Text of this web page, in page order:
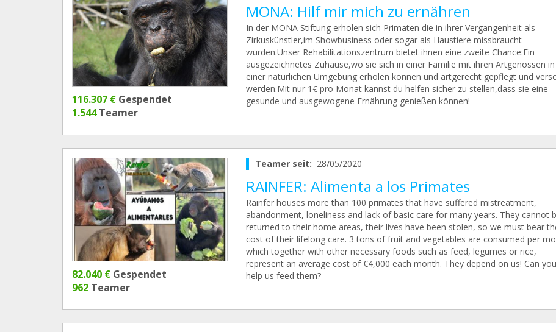
116.307 € Gespendet
1.544Teamer
MONA: Hilf mir mich zu ernähren
In der MONA Stiftung erholen sich Primaten die in ihrer Vergangenheit als
Zirkuskünstler,im Showbusiness oder sogar als Haustiere missbraucht
wurden.Unser Rehabilitationszentrum bietet ihnen eine zweite Chance:Ein
ausgezeichnetes Zuhause,wo sie sich in einer Familie mit ihren Artgenossen in
einer natürlichen Umgebung erholen können und artgerecht gepflegt und
werden.Mit nur 1€ pro Monat kannst du helfen sicher zu stellen,dass sie eine
gesunde und ausgewogene Ernährung genießen können!
82.040 € Gespendet
962 Teamer
Teamer seit: 28/05/2020
RAINFER: Alimenta a los Primates
Rainfer houses more than 100 primates that have suffered mistreatment,
abandonment, loneliness and lack of basic care for many years. They cannot
returned to their home areas, their lives have been stolen, so we must bear
cost of their lifelong care. 3 tons of fruit and vegetables are consumed per
which together with other necessary foods such as feed, legumes or rice,
represent an average cost of €4,000 each month. They depend on us! Can you
help us feed them?